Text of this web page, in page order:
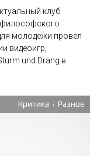
клуб
философского
молодежи провел
видеоигр,
und Drang в
Критика . Разное